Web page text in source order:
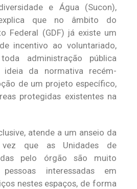
e Água (Sucon),
que no âmbito do
Federal (GDF) já existe um
incentivo ao voluntariado,
administração pública
da normativa recém-
de um projeto específico,
protegidas existentes na
atende a um anseio da
vez que as Unidades de
pelo órgão são muito
interessadas em
nestes espaços, de forma